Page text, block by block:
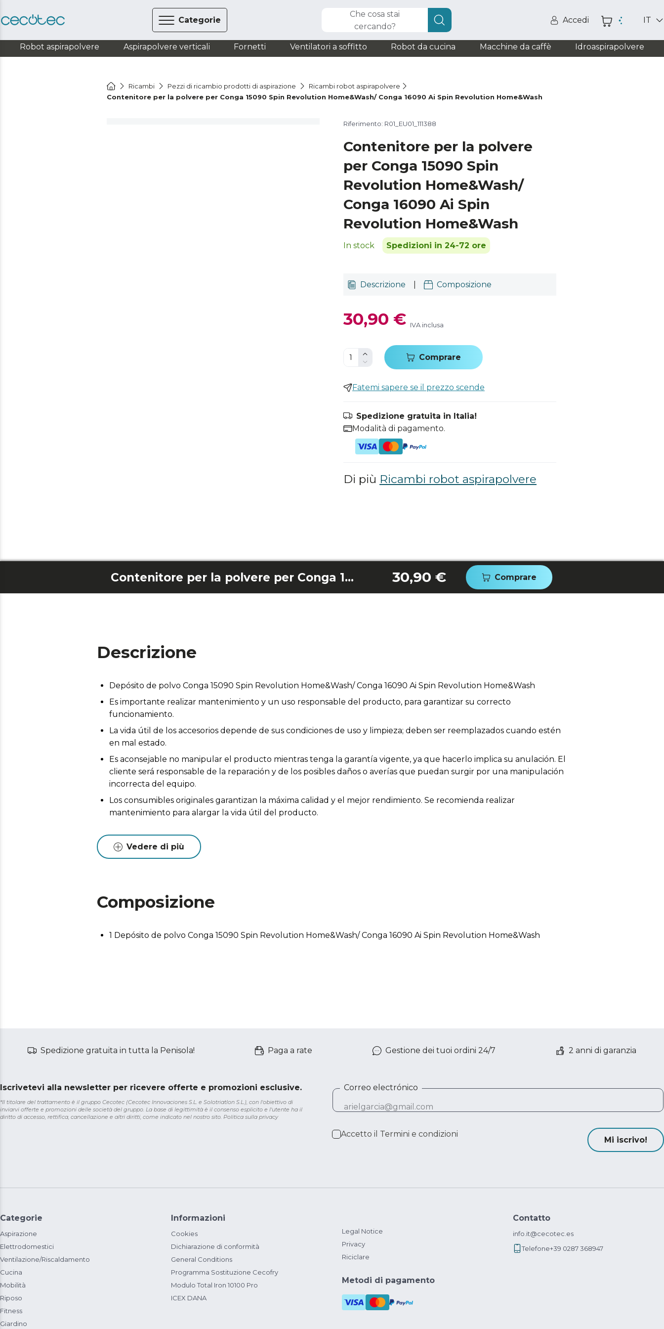
Categorie
Che cosa stai
cercando?
Accedi IT
Robot aspirapolvere Aspirapolvere verticali Fornetti Ventilatori a soffitto Robot da cucina Macchine da caffè Idroaspirapolvere
Ricambi Pezzi di ricambio prodotti di aspirazione
Ricambi robot aspirapolvere
Contenitore per la polvere per Conga 15090 Spin Revolution Home&Wash/ Conga 16090 Ai Spin Revolution Home&Wash
Riferimento: R01_EU01_111388
Contenitore per la polvere
per Conga 15090 Spin
Revolution Home&Wash/
Conga 16090 Ai Spin
Revolution Home&Wash
In stock Spedizioni in 24-72 ore
Descrizione Composizione
30,90 € IVA inclusa
Comprare
Fatemi sapere se il prezzo scende
Spedizione gratuita in Italia!
Modalità di pagamento.
Di più Ricambi robot aspirapolvere
Contenitore per la polvere per Conga 15090 Spin Revolution Home&Wash/ Conga 16090 Ai Spin Revolution Home&Wash 30,90 € Comprare
Descrizione
Depósito de polvo Conga 15090 Spin Revolution Home&Wash/ Conga 16090 Ai Spin Revolution Home&Wash
Es importante realizar mantenimiento y un uso responsable del producto, para garantizar su correcto
funcionamiento.
La vida útil de los accesorios depende de sus condiciones de uso y limpieza; deben ser reemplazados cuando estén
en mal estado.
Es aconsejable no manipular el producto mientras tenga la garantía vigente, ya que hacerlo implica su anulación. El
cliente será responsable de la reparación y de los posibles daños o averías que puedan surgir por una manipulación
incorrecta del equipo.
Los consumibles originales garantizan la máxima calidad y el mejor rendimiento. Se recomienda realizar
mantenimiento para alargar la vida útil del producto.
Vedere di più
Composizione
1 Depósito de polvo Conga 15090 Spin Revolution Home&Wash/ Conga 16090 Ai Spin Revolution Home&Wash
Spedizione gratuita in tutta la Penisola! Paga a rate Gestione dei tuoi ordini 24/7 2 anni di garanzia
Iscrivetevi alla newsletter per ricevere offerte e promozioni esclusive.
*Il titolare del trattamento è il gruppo Cecotec (Cecotec Innovaciones S.L. e Solotriatlon S.L.), con l'obiettivo di
inviarvi offerte e promozioni delle società del gruppo. La base di legittimità è il consenso esplicito e l'utente ha il
diritto di accesso, rettifica, cancellazione e altri diritti, come indicato nel nostro sito. Politica sulla privacy
Correo electrónico
Accetto il Termini e condizioni
Mi iscrivo!
Categorie
Aspirazione
Elettrodomestici
Ventilazione/Riscaldamento
Cucina
Mobilità
Riposo
Fitness
Giardino
Informazioni
Cookies
Dichiarazione di conformità
General Conditions
Programma Sostituzione Cecofry
Modulo Total Iron 10100 Pro
ICEX DANA
Legal Notice
Privacy
Riciclare
Metodi di pagamento
Contatto
info.it@cecotec.es
Telefone+39 0287 368947